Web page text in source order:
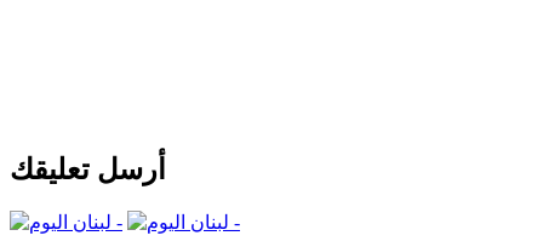
أرسل تعليقك